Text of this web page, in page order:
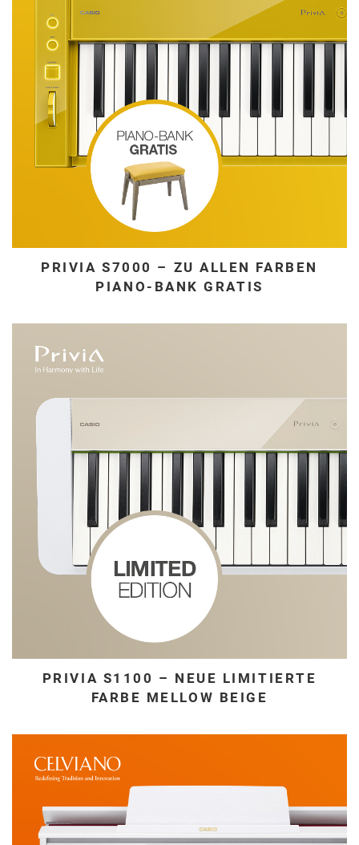
PRIVIA S7000 – ZU ALLEN FARBEN
PIANO-BANK GRATIS
PRIVIA S1100 – NEUE LIMITIERTE
FARBE MELLOW BEIGE